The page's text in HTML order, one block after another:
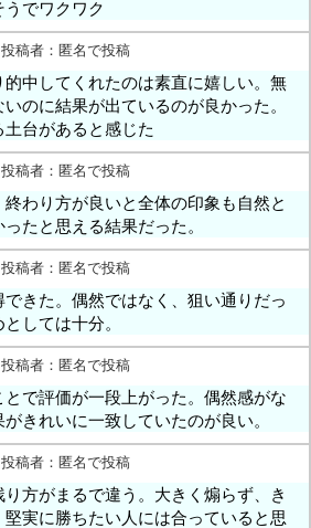
でワクワク
投稿者： 匿名で投稿
中してくれたのは素直に嬉しい。無
のに結果が出ているのが良かった。
台があると感じた
投稿者： 匿名で投稿
わり方が良いと全体の印象も自然と
たと思える結果だった。
投稿者： 匿名で投稿
きた。偶然ではなく、狙い通りだっ
しては十分。
投稿者： 匿名で投稿
で評価が一段上がった。偶然感がな
きれいに一致していたのが良い。
投稿者： 匿名で投稿
方がまるで違う。大きく煽らず、き
実に勝ちたい人には合っていると思